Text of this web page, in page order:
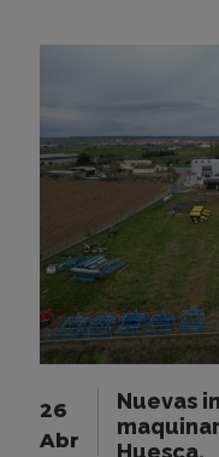
26
Abr
Nuevas
Huesca.